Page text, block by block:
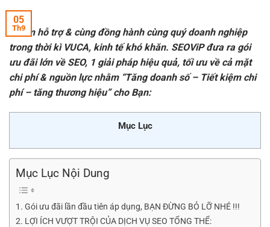
05
Th9
Nhằm hỗ trợ & cùng đồng hành cùng quý doanh nghiệp
trong thời kì VUCA, kinh tế khó khăn. SEOViP đưa ra gói
ưu đãi lớn về SEO, 1 giải pháp hiệu quả, tối ưu về cả mặt
chi phí & nguồn lực nhằm “Tăng doanh số – Tiết kiệm chi
phí – tăng thương hiệu” cho Bạn:
Mục Lục
Mục Lục Nội Dung
Gói ưu đãi lần đầu tiên áp dụng, BẠN ĐỪNG BỎ LỠ NHÉ !!!
LỢI ÍCH VƯỢT TRỘI CỦA DỊCH VỤ SEO TỔNG THỂ: